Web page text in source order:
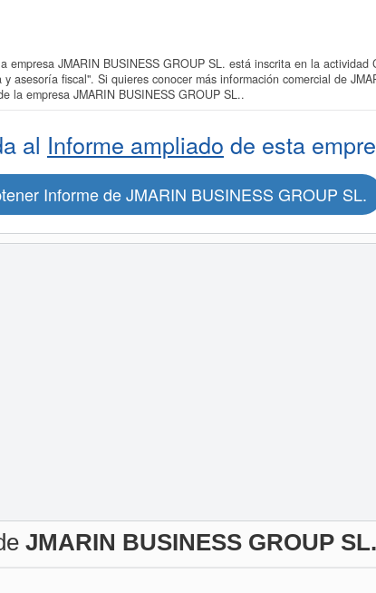
empresa JMARIN BUSINESS GROUP SL. está inscrita en la actividad
asesoría fiscal". Si quieres conocer más información comercial de
la empresa JMARIN BUSINESS GROUP SL..
al Informe ampliado de esta
Informe de JMARIN BUSINESS GROUP SL.
JMARIN BUSINESS GROUP SL.